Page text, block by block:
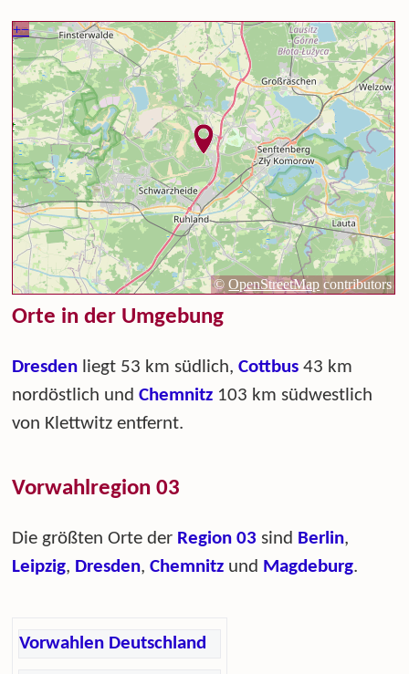
Orte in der Umgebung
Dresden liegt 53 km südlich,Cottbus 43 km
nordöstlich undChemnitz 103 km südwestlich
von Klettwitz entfernt.
Vorwahlregion 03
Die größten Orte der Region 03 sind Berlin,
Leipzig, Dresden,Chemnitz und Magdeburg.
Vorwahlen Deutschland